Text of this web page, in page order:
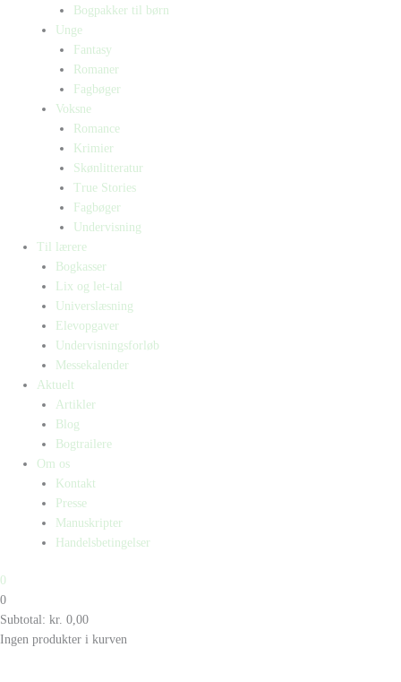
Bogpakker til børn
Unge
Fantasy
Romaner
Fagbøger
Voksne
Romance
Krimier
Skønlitteratur
True Stories
Fagbøger
Undervisning
Til lærere
Bogkasser
Lix og let-tal
Universlæsning
Elevopgaver
Undervisningsforløb
Messekalender
Aktuelt
Artikler
Blog
Bogtrailere
Om os
Kontakt
Presse
Manuskripter
Handelsbetingelser
0
0
Subtotal: kr. 0,00
Ingen produkter i kurven